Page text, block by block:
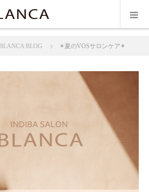
BLANCA BLOG ✴︎夏のVOSサロンケア✴︎